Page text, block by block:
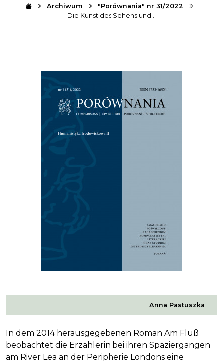
Archiwum
"Porównania" nr 31/2022
Die Kunst des Sehens und…
Anna Pastuszka
In dem 2014 herausgegebenen Roman Am Fluß
beobachtet die Erzählerin bei ihren Spaziergängen
am River Lea an der Peripherie Londons eine